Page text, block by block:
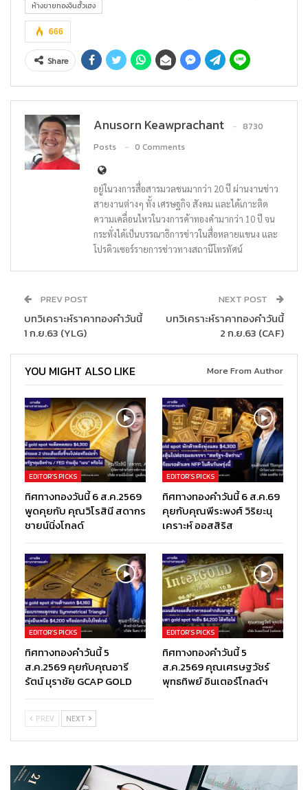
ห้างขายทองจินฮั้วเฮง
666
Share
Anusorn Keawprachant
8730
Posts
0 Comments
อยู่ในวงการสื่อสารมวลชนมากว่า 20 ปี ผ่านงานข่าว
สายงานต่างๆ ทั้ง เศรษฐกิจ สังคม และได้เกาะติด
ความเคลื่อนไหวในวงการค้าทองคำมากว่า 10 ปี จน
กระทั่งได้เป็นบรรณาธิการข่าวในสื่อหลายแขนง และ
โปรดิวเซอร์รายการข่าวทางสถานีโทรทัศน์
PREV POST
บทวิเคราะห์ราคาทองคำวันนี้
1 ก.ย.63 (YLG)
NEXT POST
บทวิเคราะห์ราคาทองคำวันนี้
2 ก.ย.63 (CAF)
YOU MIGHT ALSO LIKE More From Author
EDITOR’S PICKS
ทิศทางทองวันนี้ 6 ส.ค.2569
พูดคุยกับ คุณวิโรสินี สดากร
ชายน์นิ่งโกลด์
EDITOR’S PICKS
ทิศทางทองคำวันนี้ 6 ส.ค.69
คุยกับคุณพีระพงศ์ วิริยะนุ
เคราะห์ ออสสิริส
EDITOR’S PICKS
ทิศทางทองคำวันนี้ 5
ส.ค.2569 คุยกับคุณอารี
รัตน์ มุราชัย GCAP GOLD
EDITOR’S PICKS
ทิศทางทองคำวันนี้ 5
ส.ค.2569 คุณเศรษฐวัชร์
พุทธทิพย์ อินเตอร์โกลด์ฯ
PREV NEXT